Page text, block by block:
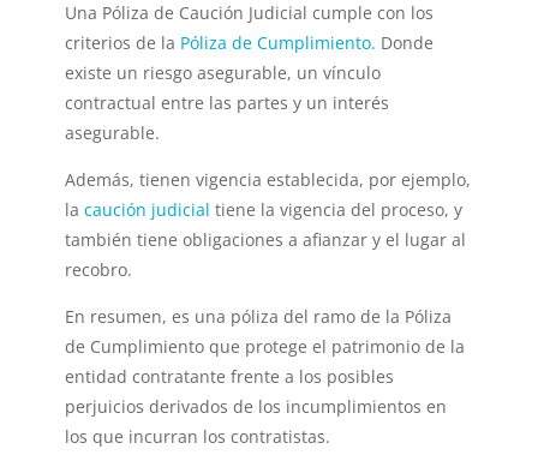
Una Póliza de Caución Judicial cumple con los
criterios de la Póliza de Cumplimiento. Donde
existe un riesgo asegurable, un vínculo
contractual entre las partes y un interés
asegurable.
Además, tienen vigencia establecida, por ejemplo,
la caución judicial tiene la vigencia del proceso, y
también tiene obligaciones a afianzar y el lugar al
recobro.
En resumen, es una póliza del ramo de la Póliza
de Cumplimientoque protege el patrimonio de la
entidad contratante frente a los posibles
perjuicios derivados de los incumplimientos en
los que incurran los contratistas.